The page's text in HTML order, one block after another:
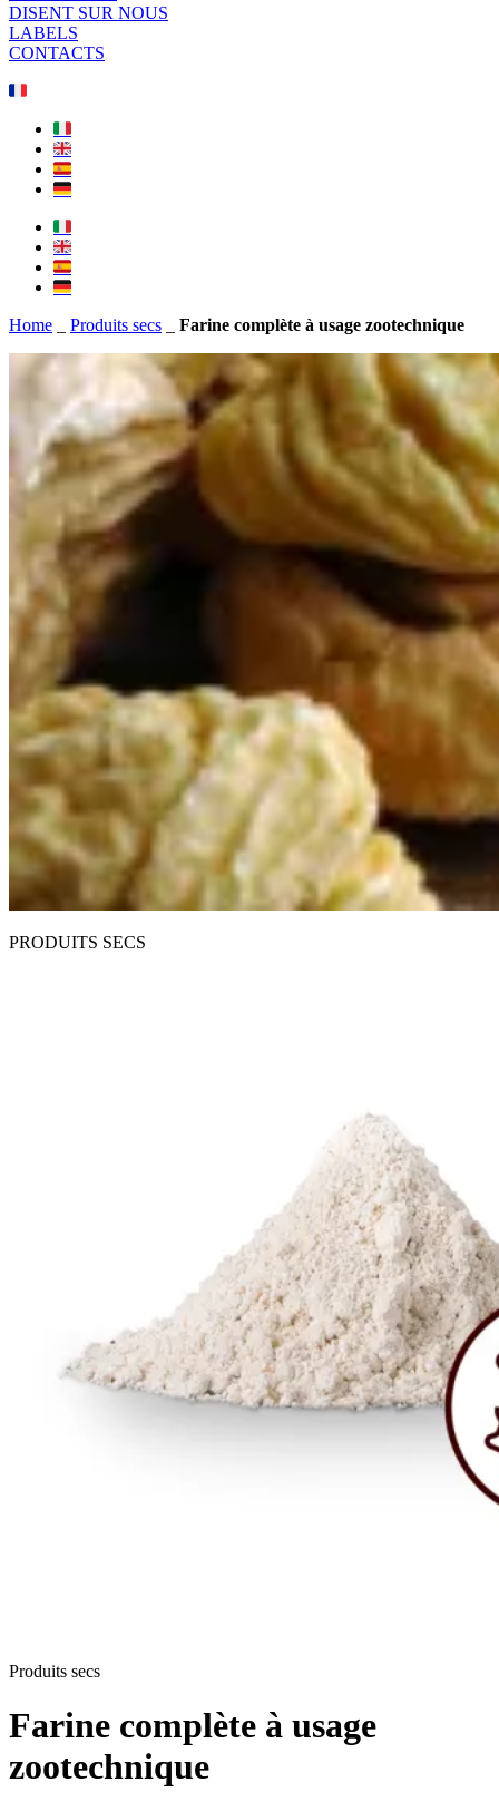
DISENT SUR NOUS
LABELS
CONTACTS
🇫🇷
🇮🇹
🇬🇧
🇪🇸
🇩🇪
🇮🇹
🇬🇧
🇪🇸
🇩🇪
Home
Produits secs Farine complète à usage zootechnique
PRODUITS SECS
Produits secs
Farine complète à usage
zootechnique